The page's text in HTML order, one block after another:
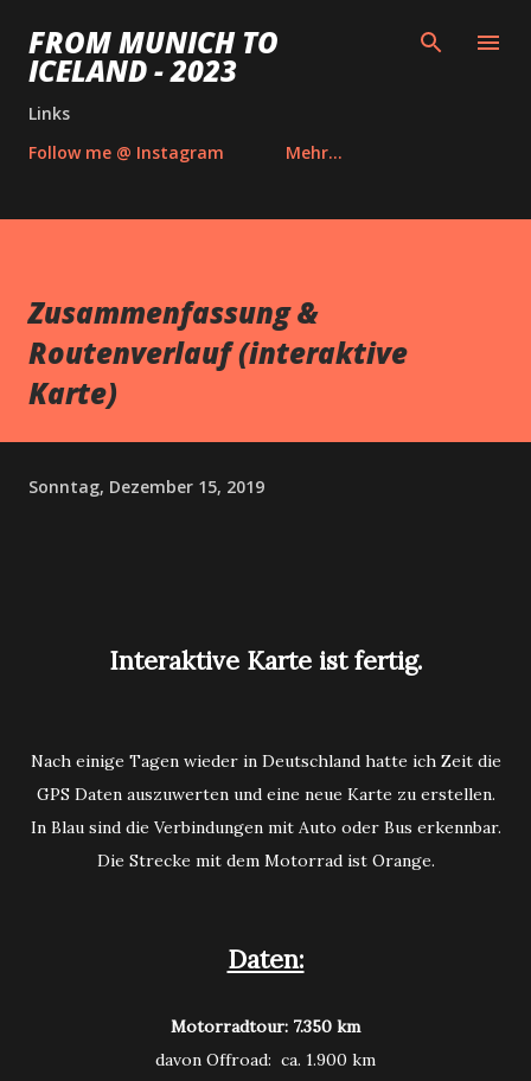
Direkt zum Hauptbereich
FROM MUNICH TO
ICELAND - 2023
Links
Follow me @ Instagram
Mehr…
Zusammenfassung &
Routenverlauf (interaktive
Karte)
Sonntag, Dezember 15, 2019
Interaktive Karte ist fertig.
Nach einige Tagen wieder in Deutschland hatte ich Zeit die
GPS Daten auszuwerten und eine neue Karte zu erstellen.
In Blau sind die Verbindungen mit Auto oder Bus erkennbar.
Die Strecke mit dem Motorrad ist Orange.
Daten:
Motorradtour: 7.350 km
davon Offroad: ca. 1.900 km